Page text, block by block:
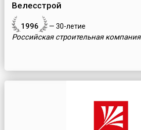
Велесстрой
1996 — 30-летие
Российская строительная компания